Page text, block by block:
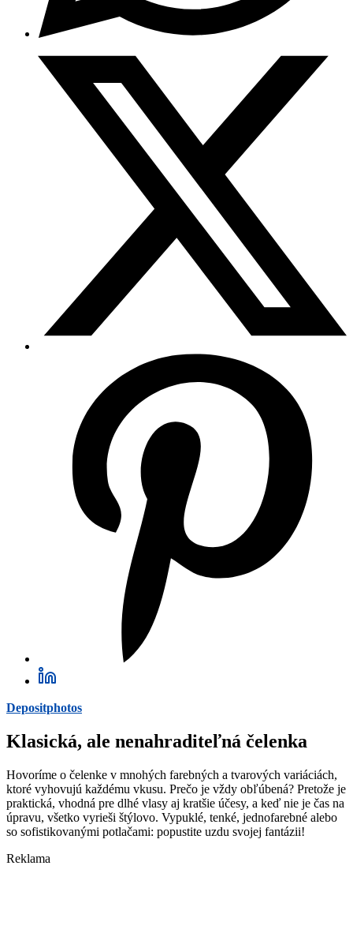
Depositphotos
Klasická, ale nenahraditeľná čelenka
Hovoríme o čelenke v mnohých farebných a tvarových variáciách,
ktoré vyhovujú každému vkusu. Prečo je vždy obľúbená? Pretože je
praktická, vhodná pre dlhé vlasy aj kratšie účesy, a keď nie je čas na
úpravu, všetko vyrieši štýlovo. Vypuklé, tenké, jednofarebné alebo
so sofistikovanými potlačami: popustite uzdu svojej fantázii!
Reklama